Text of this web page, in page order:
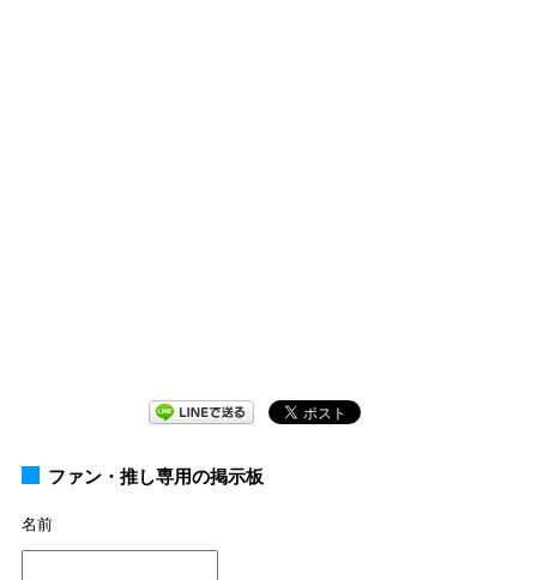
ファン・推し専用の掲示板
名前